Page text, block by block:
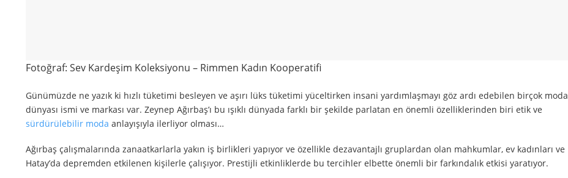
Fotoğraf: Sev Kardeşim Koleksiyonu – Rimmen Kadın Kooperatifi
Günümüzde ne yazık ki hızlı tüketimi besleyen ve aşırı lüks tüketimi yüceltirken insani yardımlaşmayı göz ardı edebilen birçok moda
dünyası ismi ve markası var. Zeynep Ağırbaş’ı bu ışıklı dünyada farklı bir şekilde parlatan en önemli özelliklerinden biri etik ve
sürdürülebilir moda anlayışıyla ilerliyor olması…
Ağırbaş çalışmalarında zanaatkarlarla yakın iş birlikleri yapıyor ve özellikle dezavantajlı gruplardan olan mahkumlar, ev kadınları ve
Hatay’da depremden etkilenen kişilerle çalışıyor. Prestijli etkinliklerde bu tercihler elbette önemli bir farkındalık etkisi yaratıyor.